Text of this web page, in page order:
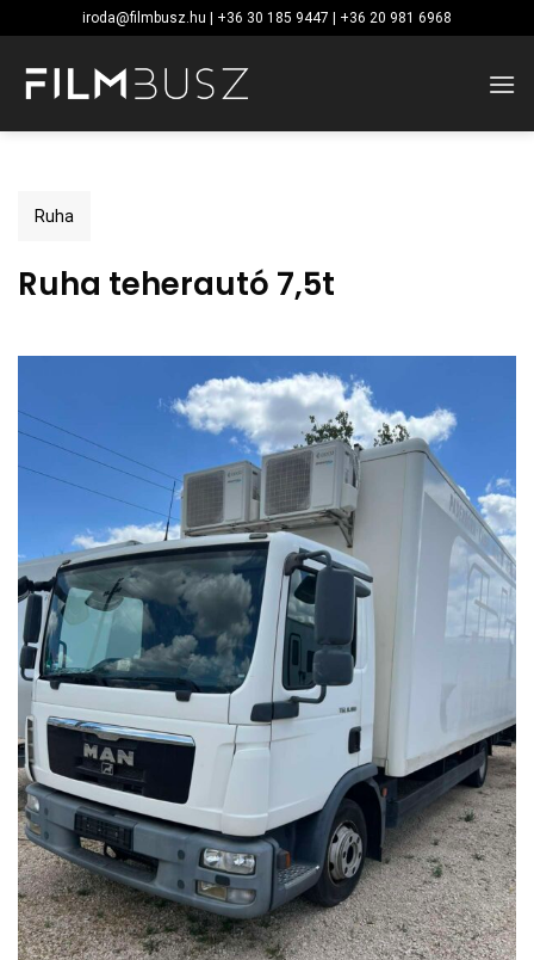
to
content
iroda@filmbusz.hu | +36 30 185 9447 | +36 20 981 6968
Ruha
Ruha teherautó 7,5t